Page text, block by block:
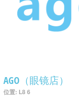
AGO（眼镜店）
位置: L8 6